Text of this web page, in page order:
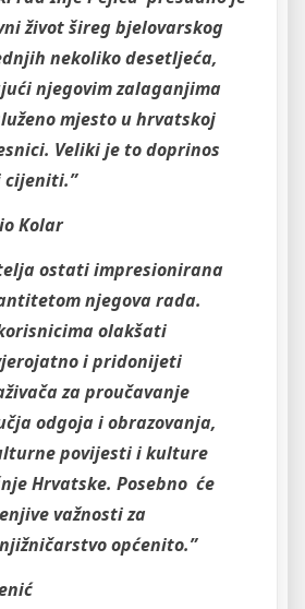
život šireg bjelovarskog
nekoliko desetljeća,
njegovim zalaganjima
mjesto u hrvatskoj
Veliki je to doprinos
cijeniti.”
Kolar
ostati impresionirana
njegova rada.
olakšati
i pridonijeti
za proučavanje
odgoja i obrazovanja,
povijesti i kulture
Hrvatske. Posebno će
važnosti za
općenito.”